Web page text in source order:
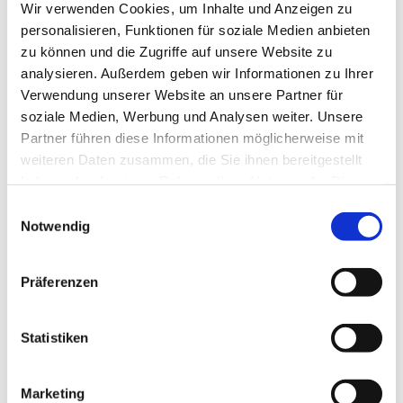
Wir verwenden Cookies, um Inhalte und Anzeigen zu
personalisieren, Funktionen für soziale Medien anbieten
zu können und die Zugriffe auf unsere Website zu
analysieren. Außerdem geben wir Informationen zu Ihrer
Verwendung unserer Website an unsere Partner für
soziale Medien, Werbung und Analysen weiter. Unsere
Partner führen diese Informationen möglicherweise mit
weiteren Daten zusammen, die Sie ihnen bereitgestellt
Notwendig
Präferenzen
Statistiken
Marketing
so dass alle Prüfberichte und
Leistungserklärungen auf dem „europäischen“
Stand sind.
Beispiel ift-Rosenheim:
Prüfergebnisse, die von einer nicht europäisch
notifizierten Prüfstelle kommen, dürfen nicht mehr
Beispiel SWA:
Die Schall- und Wärmemessstelle Aachen (SWA)
europäische Notifizierung. Damit dürfen die
Leistungserklärung verwendet werden.